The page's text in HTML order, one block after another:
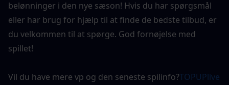
belønninger i den nye sæson! Hvis du har spørgsmål
eller har brug for hjælp til at finde de bedste tilbud, er
du velkommen til at spørge. God fornøjelse med
spillet!
Vil du have mere vp og den seneste spilinfo?TOPUPlive